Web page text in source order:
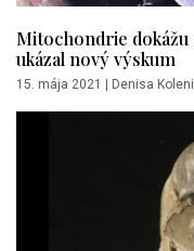
Mitochondrie
ukázal nový výskum
15. mája 2021 Denisa